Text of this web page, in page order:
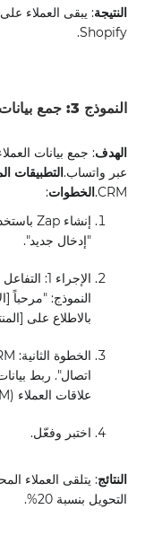
النتيجة
Shopify.
النموذج 3: جمع بيانات العملاء المحتملين ومتابعتهم
الهدف: جمع بيانات
عبر واتساب.التطبيقات
CRM.الخطوات:
"إدخال جديد".
الإجراء
النموذج: "مرحباً
بالاطلاع على
اتصال". ربط
علاقات العملاء (CRM).
اختبر وفعّل.
النتائج: يتلقى العملاء
التحويل بنسبة 20%.